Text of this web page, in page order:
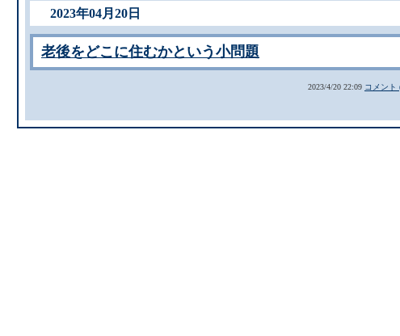
2023年04月20日
老後をどこに住むかという小問題
2023/4/20 22:09 コメント